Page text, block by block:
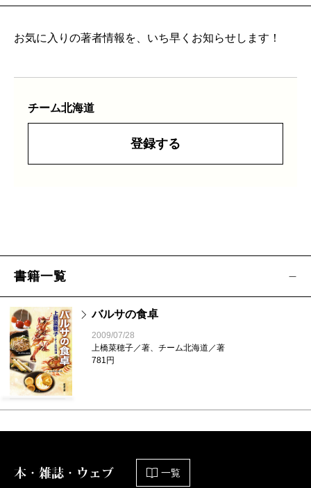
お気に入りの著者情報を、いち早くお知らせします！
チーム北海道
登録する
書籍一覧
バルサの食卓
2009/07/28
上橋菜穂子／著、チーム北海道／著
781円
本・雑誌・ウェブ 一覧